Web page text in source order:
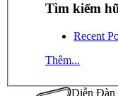
Tìm kiếm
Recent
Thêm...
Diễn Đàn